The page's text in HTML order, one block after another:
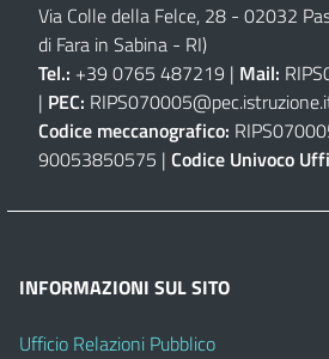
Via Colle della Felce, 28 - 02032
di Fara in Sabina - RI)
Tel.: +39 0765 487219 | Mail:
| PEC:
Codice meccanografico:
90053850575 | Codice Univoco
INFORMAZIONI SUL SITO
Ufficio Relazioni Pubblico